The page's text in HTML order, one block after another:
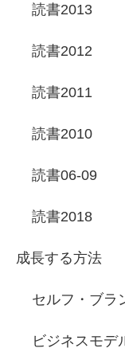
読書2013
読書2012
読書2011
読書2010
読書06-09
読書2018
成長する方法
セルフ・ブラ
ビジネスモデ